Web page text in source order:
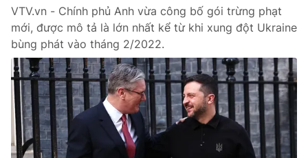
VTV.vn - Chính phủ Anh vừa công bố gói trừng phạt
mới, được mô tả là lớn nhất kể từ khi xung đột Ukraine
bùng phát vào tháng 2/2022.